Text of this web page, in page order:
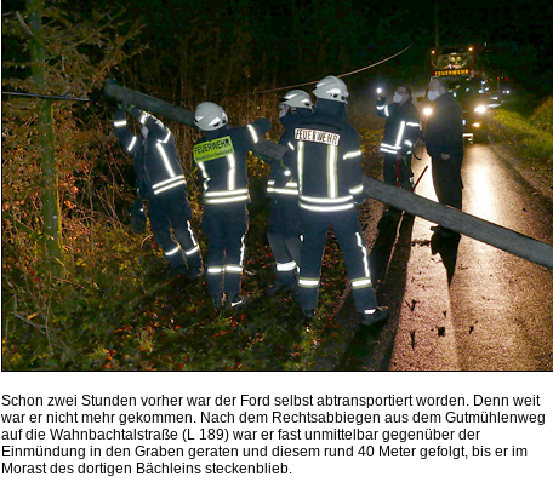
Schon zwei Stunden vorher war der Ford selbst abtransportiert worden. Denn weit
war er nicht mehr gekommen. Nach dem Rechtsabbiegen aus dem Gutmühlenweg
auf die Wahnbachtalstraße (L 189) war er fast unmittelbar gegenüber der
Einmündung in den Graben geraten und diesem rund 40 Meter gefolgt, bis er im
Morast des dortigen Bächleins steckenblieb.